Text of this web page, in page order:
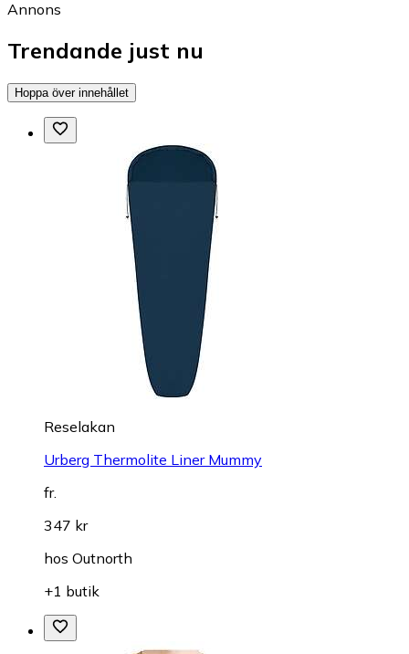
Annons
Trendande just nu
Hoppa över innehållet
Reselakan
Urberg Thermolite Liner Mummy
fr.
347 kr
hos Outnorth
+1 butik